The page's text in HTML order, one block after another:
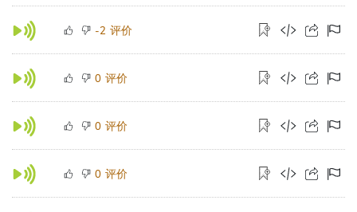
-2 评价
0 评价
0 评价
0 评价